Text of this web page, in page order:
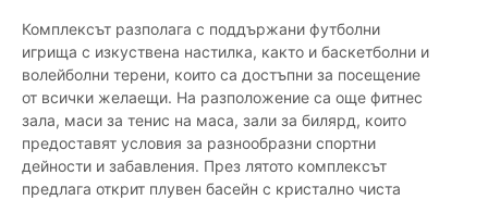
Комплексът разполага с поддържани футболни
игрища с изкуствена настилка, както и баскетболни и
волейболни терени, които са достъпни за посещение
от всички желаещи. На разположение са още фитнес
зала, маси за тенис на маса, зали за билярд, които
предоставят условия за разнообразни спортни
дейности и забавления. През лятото комплексът
предлага открит плувен басейн с кристално чиста